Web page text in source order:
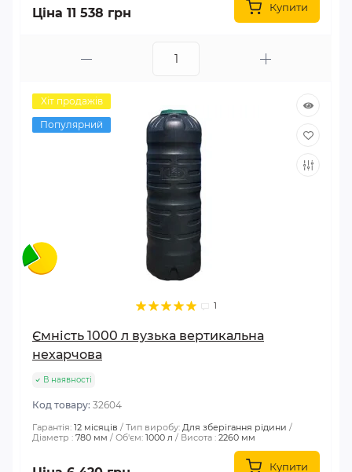
Ціна 11 538 грн Купити
Хіт продажів
Популярний
1
Ємність 1000 л вузька вертикальна
нехарчова
В наявності
Код товару: 32604
Гарантія: 12 місяців Тип виробу: Для зберігання рідини
Діаметр : 780 мм Об'єм: 1000 л Висота : 2260 мм
Купити